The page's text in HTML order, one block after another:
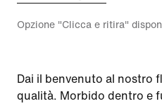
Opzione "Clicca e ritira"
Dai il benvenuto al nostro
qualità. Morbido dentro e